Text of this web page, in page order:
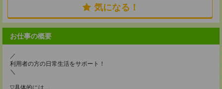
気になる！
お仕事の概要
／
利用者の方の日常生活をサポート！
＼
▽具体的には…